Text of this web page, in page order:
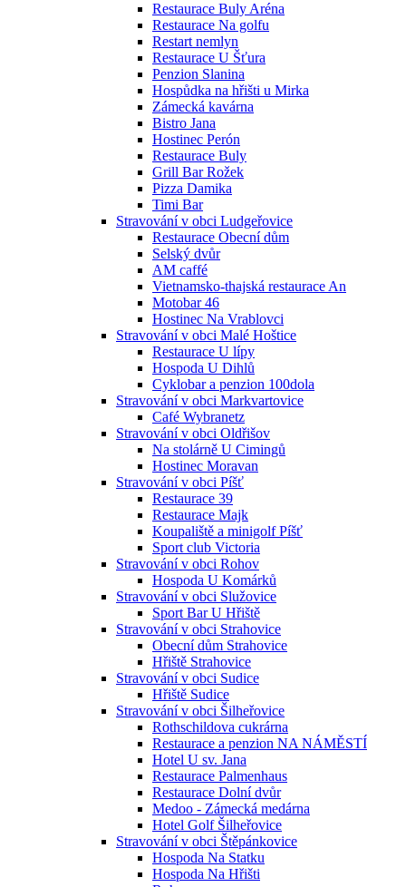
Restaurace Buly Aréna
Restaurace Na golfu
Restart nemlyn
Restaurace U Šťura
Penzion Slanina
Hospůdka na hřišti u Mirka
Zámecká kavárna
Bistro Jana
Hostinec Perón
Restaurace Buly
Grill Bar Rožek
Pizza Damika
Timi Bar
Stravování v obci Ludgeřovice
Restaurace Obecní dům
Selský dvůr
AM caffé
Vietnamsko-thajská restaurace An
Motobar 46
Hostinec Na Vrablovci
Stravování v obci Malé Hoštice
Restaurace U lípy
Hospoda U Dihlů
Cyklobar a penzion 100dola
Stravování v obci Markvartovice
Café Wybranetz
Stravování v obci Oldřišov
Na stolárně U Cimingů
Hostinec Moravan
Stravování v obci Píšť
Restaurace 39
Restaurace Majk
Koupaliště a minigolf Píšť
Sport club Victoria
Stravování v obci Rohov
Hospoda U Komárků
Stravování v obci Služovice
Sport Bar U Hřiště
Stravování v obci Strahovice
Obecní dům Strahovice
Hřiště Strahovice
Stravování v obci Sudice
Hřiště Sudice
Stravování v obci Šilheřovice
Rothschildova cukrárna
Restaurace a penzion NA NÁMĚSTÍ
Hotel U sv. Jana
Restaurace Palmenhaus
Restaurace Dolní dvůr
Medoo - Zámecká medárna
Hotel Golf Šilheřovice
Stravování v obci Štěpánkovice
Hospoda Na Statku
Hospoda Na Hřišti